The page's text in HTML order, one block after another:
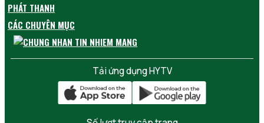
PHÁT THANH
CÁC CHUYÊN MỤC
Tải ứng dụng HYTV